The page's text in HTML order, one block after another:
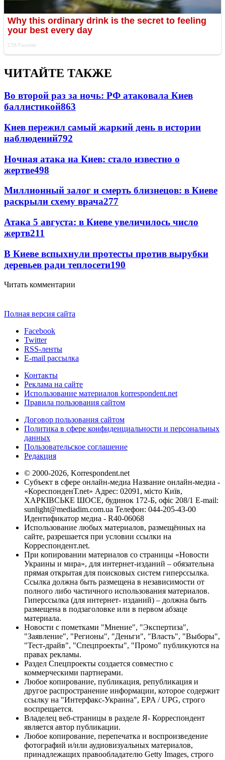
ЧИТАЙТЕ ТАКЖЕ
Во второй раз за ночь: РФ атаковала Киев
баллистикой863
Киев пережил самый жаркий день в истории
наблюдений792
Ночная атака на Киев: стало известно о
жертве498
Миллионный залог и смерть близнецов: в Киеве
раскрыли схему врача277
Атака 5 августа: в Киеве увеличилось число
жертв211
В Киеве вспыхнули протесты против вырубки
деревьев ради теплосети190
Читать комментарии
Полная версия сайта
Facebook
Twitter
RSS-ленты
E-mail рассылка
Контакты
Реклама на сайте
Использование материалов korrespondent.net
Правила пользования сайтом
Договор пользования сайтом
Политика в сфере конфиденциальности и персональных
данных
Пользовательское соглашение
Редакция
© 2000-2026, Korrespondent.net
Субъект в сфере онлайн-медиа Название онлайн-медиа -
«КореспонденТ.net» Адрес: 02091, місто Київ,
ХАРКІВСЬКЕ ШОСЕ, будинок 172-Б, офіс 208/1 E-mail:
sunlight@mediadim.com.ua Телефон: 044-205-43-00
Идентификатор медиа - R40-06068
Использование любых материалов, размещённых на
сайте, разрешается при условии ссылки на
Корреспондент.net.
При копировании материалов со страницы «Новости
Украины и мира», для интернет-изданий – обязательна
прямая открытая для поисковых систем гиперссылка.
Ссылка должна быть размещена в независимости от
полного либо частичного использования материалов.
Гиперссылка (для интернет- изданий) – должна быть
размещена в подзаголовке или в первом абзаце
материала.
Новости с пометками "Мнение", "Экспертиза",
"Заявление", "Регионы", "Деньги", "Власть", "Выборы",
"Тест-драйв", "Спецпроекты", "Промо" публикуются на
правах рекламы.
Раздел Спецпроекты создается совместно с
коммерческими партнерами.
Любое копирование, публикация, републикация и
другое распространение информации, которое содержит
ссылку на "Интерфакс-Украина", EPA / UPG, строго
воспрещается.
Владелец веб-страницы в разделе Я- Корреспондент
является автор публикации.
Любое копирование, перепечатка и воспроизведение
фотографий и/или аудиовизуальных материалов,
принадлежащих правообладателю Getty Images, строго